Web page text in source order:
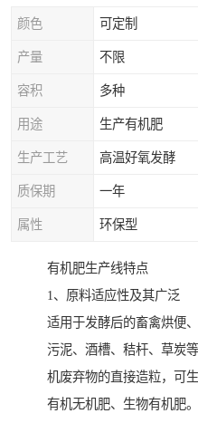
颜色 可定制
产量 不限
容积 多种
用途 生产有机肥
生产工艺 高温好氧发酵
质保期 一年
属性 环保型
有机肥生产线特点
1、原料适应性及其广泛
适用于发酵后的畜禽烘便
污泥、酒槽、秸杆、草炭
机废弃物的直接造粒，可
有机无机肥、生物有机肥。